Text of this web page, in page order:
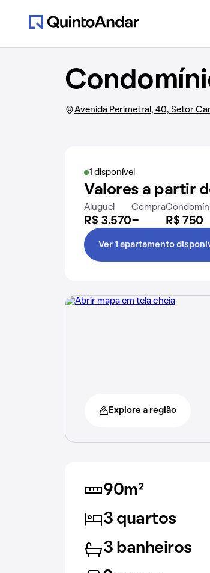
Avenida Perimetral, 40, Setor
1 disponível
Valores a partir
Aluguel
R$ 3.570
Compra
- R$ 750
Ver 1 apartamento
Explore a região
90m²
3 quartos
3 banheiros